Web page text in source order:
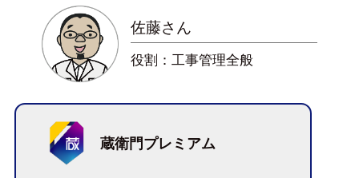
佐藤さん
役割：工事管理全般
蔵衛門プレミアム